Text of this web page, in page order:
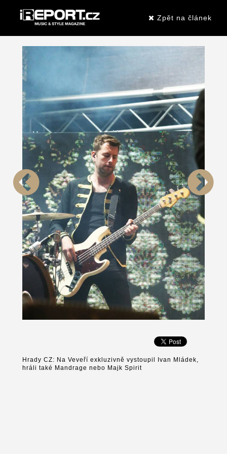
Zpět na článek
Hrady CZ: Na Veveří exkluzivně vystoupil Ivan Mládek,
hráli také Mandrage nebo Majk Spirit